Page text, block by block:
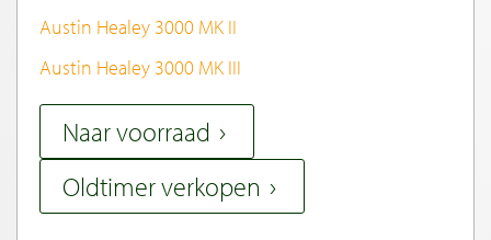
Austin Healey 3000 MK II
Austin Healey 3000 MK III
Naar voorraad
Oldtimer verkopen